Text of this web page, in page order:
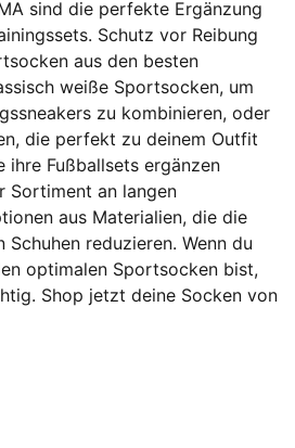
sind die perfekte Ergänzung
Schutz vor Reibung
aus den besten
weiße Sportsocken, um
zu kombinieren, oder
die perfekt zu deinem Outfit
ihre Fußballsets ergänzen
Sortiment an langen
aus Materialien, die die
Schuhen reduzieren. Wenn du
optimalen Sportsocken bist,
Shop jetzt deine Socken von